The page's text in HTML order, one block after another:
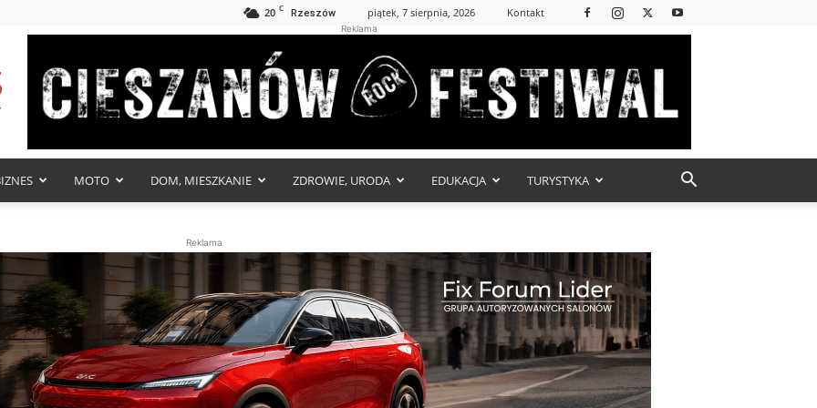
20 C Rzeszów piątek, 7 sierpnia, 2026 Kontakt
Reklama
MOTO DOM, MIESZKANIE ZDROWIE, URODA EDUKACJA TURYSTYKA
Reklama